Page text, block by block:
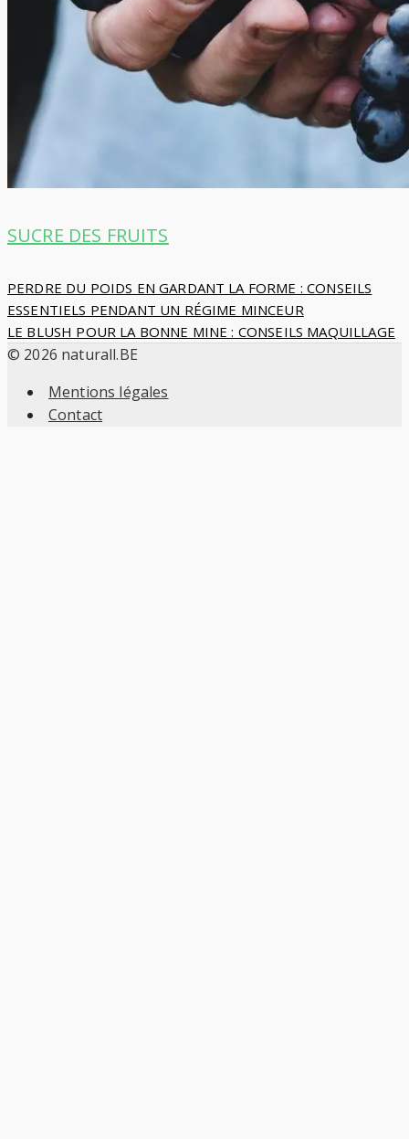
SUCRE DES FRUITS
Navigation
de
l’article
PERDRE DU POIDS EN GARDANT LA FORME : CONSEILS
ESSENTIELS PENDANT UN RÉGIME MINCEUR
LE BLUSH POUR LA BONNE MINE : CONSEILS MAQUILLAGE
© 2026 naturall.BE
Mentions légales
Contact